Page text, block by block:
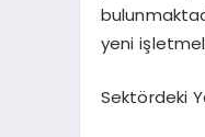
yeni
Sektördeki